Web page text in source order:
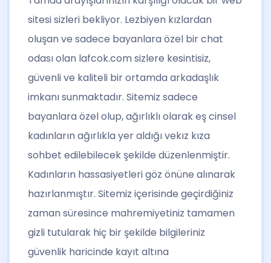
sitesi sizleri bekliyor. Lezbiyen kızlardan
oluşan ve sadece bayanlara özel bir chat
odası olan lafcok.com sizlere kesintisiz,
güvenli ve kaliteli bir ortamda arkadaşlık
imkanı sunmaktadır. Sitemiz sadece
bayanlara özel olup, ağırlıklı olarak eş cinsel
kadınların ağırlıkla yer aldığı vekız kıza
sohbet edilebilecek şekilde düzenlenmiştir.
Kadınların hassasiyetleri göz önüne alınarak
hazırlanmıştır. Sitemiz içerisinde geçirdiğiniz
zaman süresince mahremiyetiniz tamamen
gizli tutularak hiç bir şekilde bilgileriniz
güvenlik haricinde kayıt altına